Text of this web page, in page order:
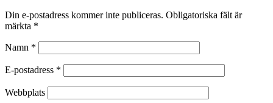
Din e-postadress kommer inte publiceras. Obligatoriska fält är
märkta *
Namn *
E-postadress *
Webbplats